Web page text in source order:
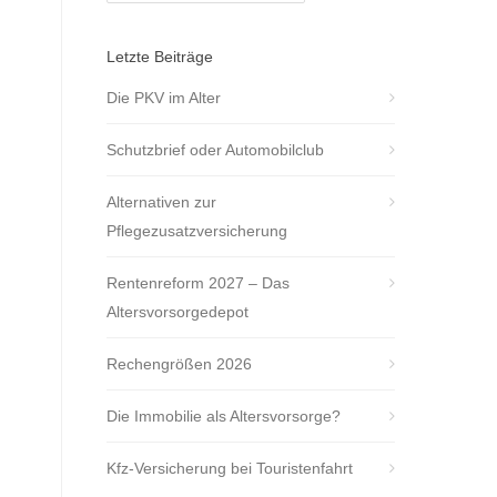
Letzte Beiträge
Die PKV im Alter
Schutzbrief oder Automobilclub
Alternativen zur
Pflegezusatzversicherung
Rentenreform 2027 – Das
Altersvorsorgedepot
Rechengrößen 2026
Die Immobilie als Altersvorsorge?
Kfz-Versicherung bei Touristenfahrt